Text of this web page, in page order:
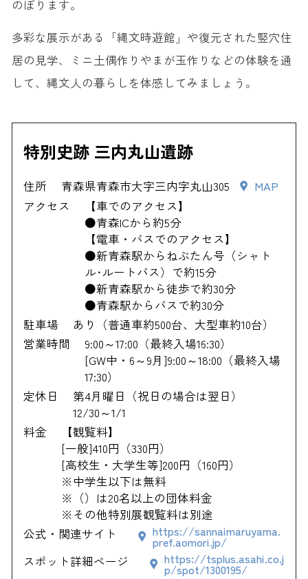
のぼります。
多彩な展示がある「縄文時遊館」や復元された竪穴住
居の見学、ミニ土偶作りやまが玉作りなどの体験を通
して、縄文人の暮らしを体感してみましょう。
特別史跡 三内丸山遺跡
住所 青森県青森市大字三内字丸山305
MAP
アクセス
【車でのアクセス】
●青森ICから約5分
【電車・バスでのアクセス】
●新青森駅からねぶたん号（シャト
ル･ルートバス）で約15分
●新青森駅から徒歩で約30分
●青森駅からバスで約30分
駐車場
あり（普通車約500台、大型車約10台）
営業時間
9:00～17:00（最終入場16:30）
[GW中・6～9月]9:00～18:00（最終入場
17:30）
定休日
第4月曜日（祝日の場合は翌日）
12/30～1/1
料金
【観覧料】
[一般]410円（330円）
[高校生・大学生等]200円（160円）
※中学生以下は無料
※（）は20名以上の団体料金
※その他特別展観覧料は別途
公式・関連サイト
https://sannaimaruyama.
pref.aomori.jp/
スポット詳細ページ
https://tsplus.asahi.co.j
p/spot/1300195/